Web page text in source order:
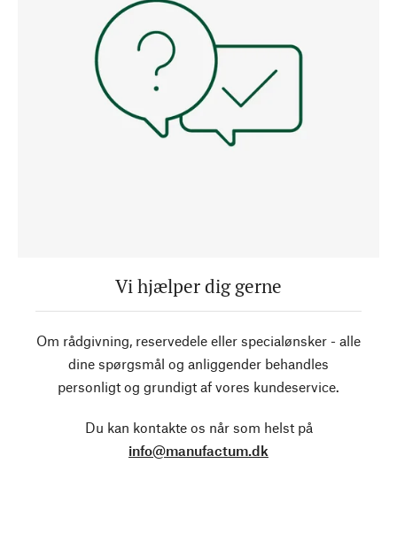
Vi hjælper dig gerne
Om rådgivning, reservedele eller specialønsker - alle
dine spørgsmål og anliggender behandles
personligt og grundigt af vores kundeservice.
Du kan kontakte os når som helst på
info@manufactum.dk